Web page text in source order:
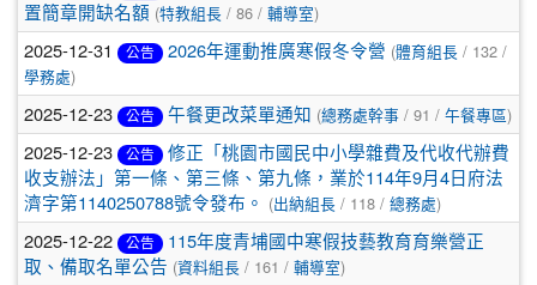
置簡章開缺名額 (特教組長 / 86 / 輔導室)
2025-12-31 公告 2026年運動推廣寒假冬令營 (體育組長 / 132 /
學務處)
2025-12-23 公告 午餐更改菜單通知 (總務處幹事 / 91 / 午餐專區)
2025-12-23 公告
修正「桃園市國民中小學雜費及代收代辦費
收支辦法」第一條、第三條、第九條，業於114年9月4日府法
濟字第1140250788號令發布。
(出納組長 / 118 / 總務處)
2025-12-22 公告
115年度青埔國中寒假技藝教育育樂營正
取、備取名單公告 (資料組長 / 161 / 輔導室)